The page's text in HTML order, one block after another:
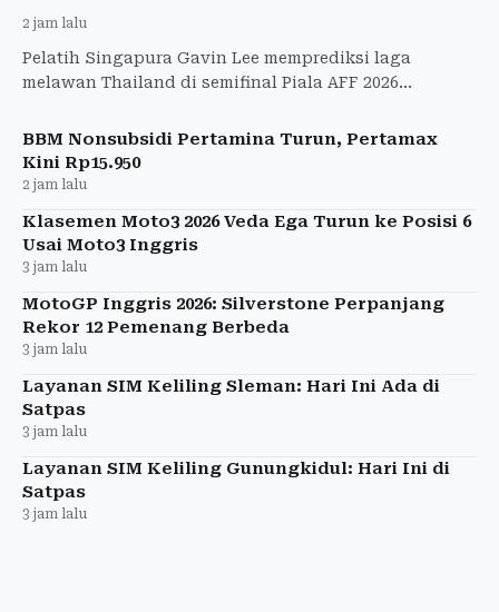
2 jam lalu
Pelatih Singapura Gavin Lee memprediksi laga
melawan Thailand di semifinal Piala AFF 2026
perlawanan kepada juara Gru
BBM Nonsubsidi Pertamina Turun, Pertamax
Kini Rp15.950
2 jam lalu
Klasemen Moto3 2026 Veda Ega Turun ke Posisi 6
Usai Moto3 Inggris
3 jam lalu
MotoGP Inggris 2026: Silverstone Perpanjang
Rekor 12 Pemenang Berbeda
3 jam lalu
Layanan SIM Keliling Sleman: Hari Ini Ada di
Satpas
3 jam lalu
Layanan SIM Keliling Gunungkidul: Hari Ini di
Satpas
3 jam lalu